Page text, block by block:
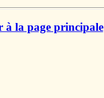
à la page principale